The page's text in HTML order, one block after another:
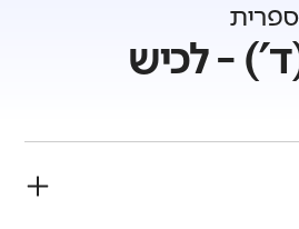
- לכיש